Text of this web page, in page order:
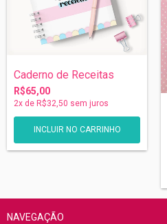
Caderno de Receitas
R$65,00
2x de R$32,50 sem juros
NAVEGAÇÃO